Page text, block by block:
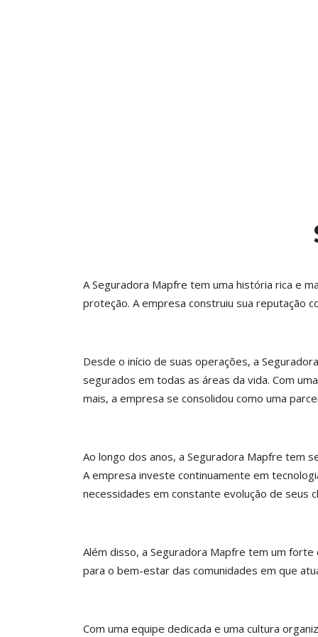
A Seguradora Mapfre tem uma história rica e
proteção. A empresa construiu sua reputação
Desde o início de suas operações, a
segurados em todas as áreas da vida. Com
mais, a empresa se consolidou como uma
Ao longo dos anos, a Seguradora Mapfre tem
A empresa investe continuamente em
necessidades em constante evolução de seus
Além disso, a Seguradora Mapfre tem um
para o bem-estar das comunidades em que
Com uma equipe dedicada e uma cultura